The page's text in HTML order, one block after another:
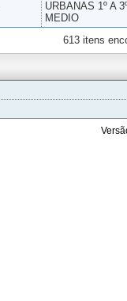
URBANAS 1º A
MEDIO
613 itens